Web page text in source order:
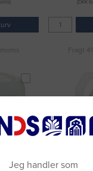
(DKK
Fragt
Jeg handler som